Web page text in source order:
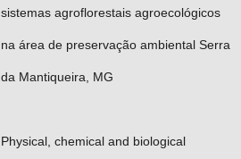
sistemas agroflorestais agroecológicos
na área de preservação ambiental Serra
da Mantiqueira, MG
Physical, chemical and biological